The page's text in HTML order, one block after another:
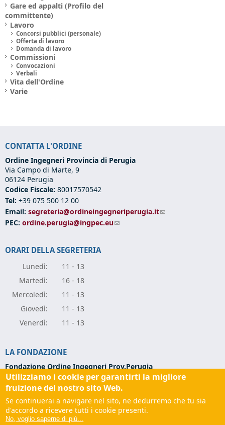
Gare ed appalti (Profilo del
committente)
Lavoro
Concorsi pubblici (personale)
Offerta di lavoro
Domanda di lavoro
Commissioni
Convocazioni
Verbali
Vita dell'Ordine
Varie
CONTATTA L'ORDINE
Ordine Ingegneri Provincia di Perugia
Via Campo di Marte, 9
06124 Perugia
Codice Fiscale: 80017570542
Tel: +39 075 500 12 00
Email: segreteria@ordineingegneriperugia.it(link sends e-mail)
PEC: ordine.perugia@ingpec.eu(link sends e-mail)
ORARI DELLA SEGRETERIA
Lunedì:
11 - 13
Martedì:
16 - 18
Mercoledì:
11 - 13
Giovedì:
11 - 13
Venerdì: 11 - 13
LA FONDAZIONE
Fondazione Ordine Ingegneri Prov.Perugia
Via Campo di Marte, 9 - 06124 Perugia
Codice Fiscale: 94139270543
Tel:+39 075 501 02 56
Email:fondazione@ordineingegneriperugia.it
Utilizziamo i cookie per garantirti la migliore
fruizione del nostro sito Web.
Se continuerai a navigare nel sito, ne dedurremo che tu sia
d'accordo a ricevere tutti i cookie presenti.
No, voglio saperne di più...